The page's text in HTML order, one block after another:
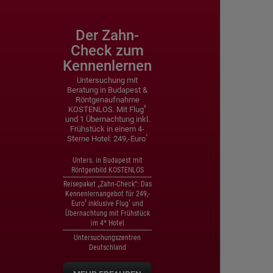
Frühstück
Der Zahn-
Check zum
Kennenlernen
Untersuchung mit
Beratung in Budapest &
Röntgenaufnahme
KOSTENLOS. Mit Flug²
und 1 Übernachtung inkl.
Frühstück in einem 4-
Sterne Hotel: 249,-Euro¹
Unters. in Budapest mit
Röntgenbild KOSTENLOS
Reisepaket „Zahn-Check“: Das
Kennenlernangebot für 249,-
Euro² inklusive Flug¹ und
Übernachtung mit Frühstück
im 4* Hotel
Untersuchungszentren
Deutschland